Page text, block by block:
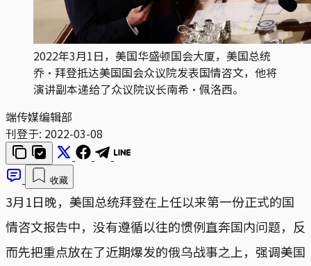
2022年3月1日，美国华盛顿国会大厦，美国总统
乔·拜登抵达美国国会众议院发表国情咨文，他将
演讲副本递给了众议院议长南希·佩洛西。
端传媒编辑部
刊登于: 2022-03-08
收藏
3月1日晚，美国总统拜登在上任以来第一份正式的国
情咨文报告中，没有遵循以往的惯例直奔国内问题，反
而先把重点放在了近期爆发的俄乌战事之上，强调美国